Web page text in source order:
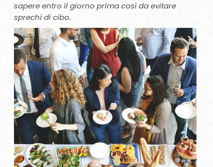
sapere entro il giorno prima così da evitare
sprechi di cibo.